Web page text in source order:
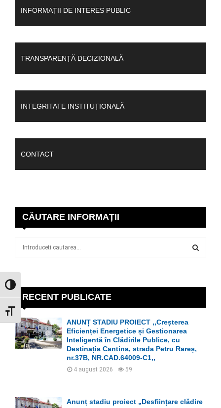
GLISOR NIVEL CONTRAST
GLISOR MĂRIME FONT
INFORMAȚII DE INTERES PUBLIC
TRANSPARENȚĂ DECIZIONALĂ
INTEGRITATE INSTITUȚIONALĂ
CONTACT
CĂUTARE INFORMAȚII
r
c
f
r
:
E
A
C
RECENT PUBLICATE
ANUNȚ STADIU PROIECT ,,Creșterea
Eficienței Energetice și Gestionarea
Inteligentă în Clădirile Publice, cu
Destinația Cantina, strada Petru Rareș,
nr.37B, NR.CAD.64009-C1,,
4 august 2026 59
Anunț stadiu proiect „Desființare clădire